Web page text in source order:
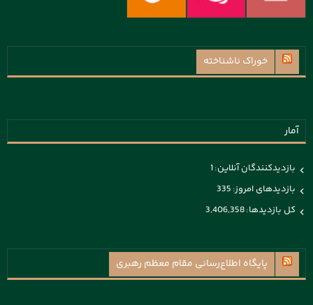
خوراک ناشناخته
آمار
بازدیدکنندگان آنلاین:1
بازدیدهای امروز: 335
کل بازدیدها:3,406,358
پايگاه اطلاع‌رسانی مقام معظم رهبری